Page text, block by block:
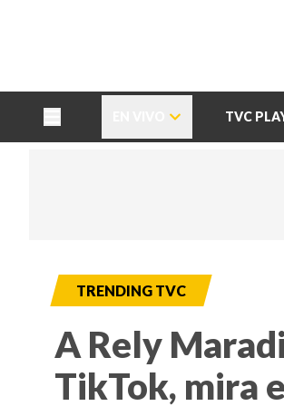
TVC
TRENDING TVC
A Rely
TikTok, mira